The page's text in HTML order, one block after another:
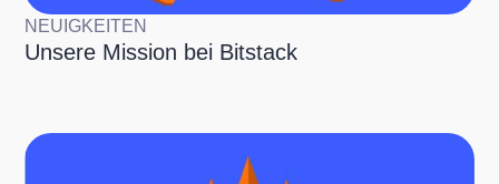
NEUIGKEITEN
Unsere Mission bei Bitstack